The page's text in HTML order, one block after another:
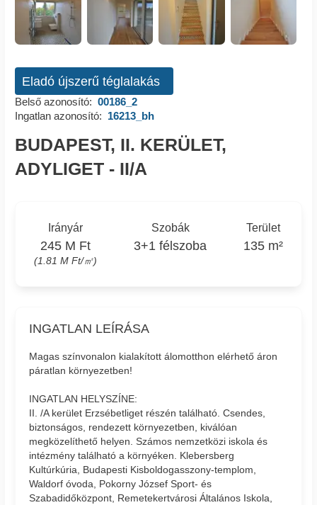
Eladó újszerű téglalakás
Belső azonosító: 00186_2
Ingatlan azonosító: 16213_bh
BUDAPEST, II. KERÜLET,
ADYLIGET - II/A
Irányár
245 M Ft
(1.81 M Ft/㎡)
Szobák
3+1 félszoba
Terület
135 m²
INGATLAN LEÍRÁSA
Magas színvonalon kialakított álomotthon elérhető áron
páratlan környezetben!
INGATLAN HELYSZÍNE:
II. /A kerület Erzsébetliget részén található. Csendes,
biztonságos, rendezett környezetben, kiválóan
megközelíthető helyen. Számos nemzetközi iskola és
intézmény található a környéken. Klebersberg
Kultúrkúria, Budapesti Kisboldogasszony-templom,
Waldorf óvoda, Pokorny József Sport- és
Szabadidőközpont, Remetekertvárosi Általános Iskola,